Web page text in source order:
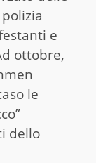
e
ottobre,
le
dello